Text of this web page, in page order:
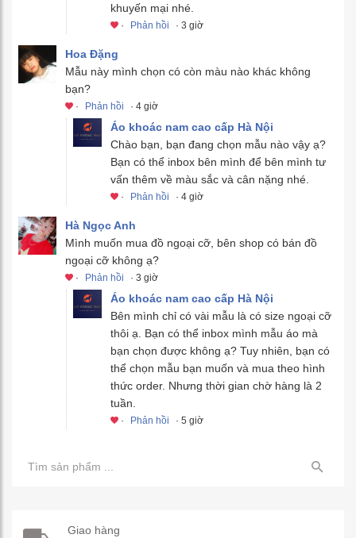
khuyến mại nhé.
· Phản hồi · 3 giờ
Hoa Đặng
Mẫu này mình chọn có còn màu nào khác không
bạn?
· Phản hồi · 4 giờ
Áo khoác nam cao cấp Hà Nội
Chào bạn, bạn đang chọn mẫu nào vậy ạ?
Bạn có thể inbox bên mình để bên mình tư
vấn thêm về màu sắc và cân nặng nhé.
· Phản hồi · 4 giờ
Hà Ngọc Anh
Mình muốn mua đồ ngoại cỡ, bên shop có bán đồ
ngoại cỡ không ạ?
· Phản hồi · 3 giờ
Áo khoác nam cao cấp Hà Nội
Bên mình chỉ có vài mẫu là có size ngoại cỡ
thôi ạ. Bạn có thể inbox mình mẫu áo mà
bạn chọn được không ạ? Tuy nhiên, bạn có
thể chọn mẫu bạn muốn và mua theo hình
thức order. Nhưng thời gian chờ hàng là 2
tuần.
· Phản hồi · 5 giờ
Giao hàng